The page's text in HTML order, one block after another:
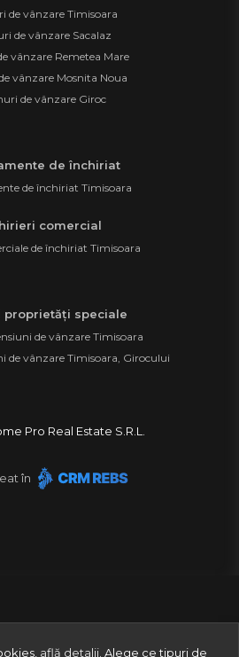
de vânzare Timisoara
de vânzare Sacalaz
vânzare Remetea Mare
vânzare Mosnita Noua
de vânzare Giroc
de închiriat
de închiriat Timisoara
comercial
de închiriat Timisoara
proprietăți speciale
de vânzare Timisoara
de vânzare Timisoara, Girocului
Pro Real Estate S.R.L.
în
află detalii Alege ce tipuri de